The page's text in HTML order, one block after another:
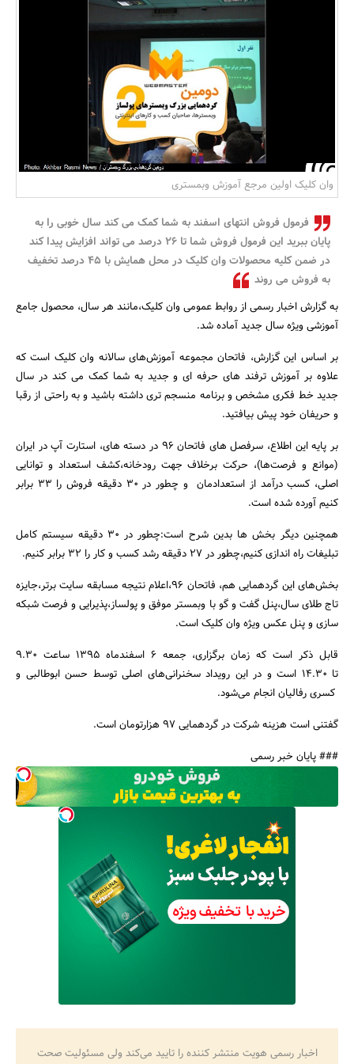
بانک، بیمه و سرمایه
جستجو
وان کلیک اولین مرجع آموزش وبمستری
فرمول فروش انتهای اسفند به شما کمک می کند سال خوبی را به
پایان ببرید این فرمول فروش شما تا ۲۶ درصد می تواند افزایش پیدا کند
در ضمن کلیه محصولات وان کلیک در محل همایش با ۴۵ درصد تخفیف
به فروش می روند
به گزارش اخبار رسمی از روابط عمومی وان کلیک،مانند هر سال، محصول جامع
آموزشی ویژه سال جدید آماده شد.
بر اساس این گزارش، فاتحان مجموعه آموزش‌های سالانه وان کلیک است که
علاوه بر آموزش ترفند های حرفه ای و جدید به شما کمک می کند در سال
جدید خط فکری مشخص و برنامه منسجم تری داشته باشید و به راحتی از رقبا
و حریفان خود پیش بیافتید.
بر پایه این اطلاع، سرفصل های فاتحان ۹۶ در دسته های، استارت آپ در ایران
(موانع و فرصت‌ها)، حرکت برخلاف جهت رودخانه،کشف استعداد و توانایی
اصلی، کسب درآمد از استعدادمان و چطور در ۳۰ دقیقه فروش را ۳۳ برابر
کنیم آورده شده است.
همچنین دیگر بخش ها بدین شرح است:چطور در ۳۰ دقیقه سیستم کامل
تبلیغات راه اندازی کنیم،چطور در ۲۷ دقیقه رشد کسب و کار را ۳۲ برابر کنیم.
بخش‌های این گردهمایی هم، فاتحان ۹۶،اعلام نتیجه مسابقه سایت برتر،جایزه
تاج طلای سال،پنل گفت و گو با وبمستر موفق و پولساز،پذیرایی و فرصت شبکه
سازی و پنل عکس ویژه وان کلیک است.
قابل ذکر است که زمان برگزاری، جمعه ۶ اسفندماه ۱۳۹۵ ساعت ۹.۳۰
تا ۱۴.۳۰ است و در این رویداد سخنرانی‌های اصلی توسط حسن ابوطالبی و
کسری رفالیان انجام می‌شود.
گفتنی است هزینه شرکت در گردهمایی ۹۷ هزارتومان است.
### پایان خبر رسمی
اخبار رسمی هویت منتشر کننده را تایید می‌کند ولی مسئولیت صحت